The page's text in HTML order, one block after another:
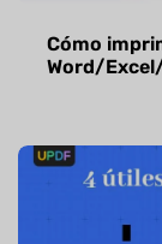
Cómo
Word/